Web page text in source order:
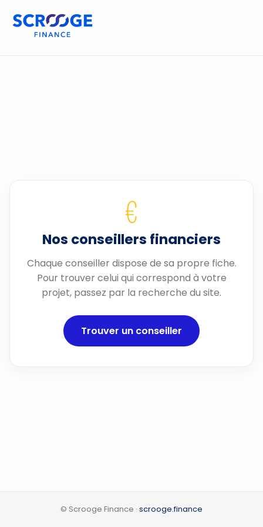
€
Nos conseillers financiers
Chaque conseiller dispose de sa propre fiche.
Pour trouver celui qui correspond à votre
projet, passez par la recherche du site.
Trouver un conseiller
© Scrooge Finance · scrooge.finance